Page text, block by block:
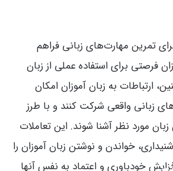
برای تمرین مهارت‌های زبانی فراهم
فرصتی برای استفاده عملی از زبان
ارتباطات به زبان آموزان امکان
زبانی واقعی شرکت کنند و با طرز
مورد نظر آشنا شوند. این تعاملات
خواندن و نوشتن زبان آموزان را
خودباوری و اعتماد به نفس آنها